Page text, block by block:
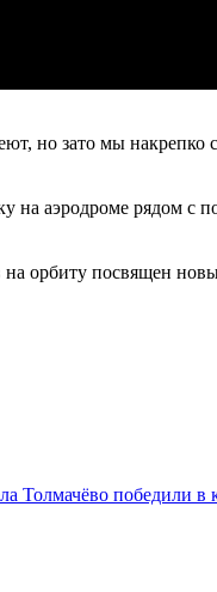
но зато мы
аэродроме рядом с
орбиту посвящен
Толмачёво победили в